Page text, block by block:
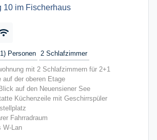
10 im Fischerhaus
Personen 2 Schlafzimmer
mit 2 Schlafzimmern für 2+1
auf der oberen Etage
auf den Neuensiener See
Küchenzeile mit Geschirrspüler
Fahrradraum
W-Lan